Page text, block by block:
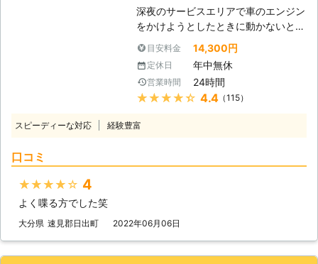
ライトやテールランプなどが点灯する
か・カーオーディオなどから音が出る
は、バッテリーに充電されている電気
を使って点灯します。そのため、バッ
テリーの中に貯められている電気が空
っぽになっていたらつきません。 も
カーオーディオなども使えない状態に
テリーが切れてしまうと移動ができな
くなってしまうので、目的地にたどり
たら、弊社「株式会社S&S」にご依頼
ください！ 【最短30分駆けつけ可
能！緊急事態だからこそ365日24時
間迅速に駆けつけます】 株式会社
S&Sは、千葉県内であれば最短30分
でお客さまの元へ駆けつけることがで
きます。弊社はすぐにお客様の元へ駆
けつけられるように、工具などの準備
可能なのです。 お客様のもとへ最短
株式会社S&Sは365日24時間対応して
います。 深夜や祝日、元旦などの時
間帯に車のバッテリーが切れてしまっ
深夜のサービスエリアで車のエンジン
をかけようとしたときに動かないと、
困ってしまいますよね。エンジンがか
からなければ自宅にも帰れない、観光
もできないので八方塞がりです。 そ
んなときこそ、弊社「LＩMO」がお
客様の元へすぐに駆けつけてお助けし
電話をいただいたてから平均16分27
を何度も反復すると、作業内容を覚え
目安料金 14,300円
定休日 年中無休
営業時間 24時間
★★★★★ 4.4（115）
スピーディーな対応 経験豊富
口コミ
★★★★★ 4
よく喋る方でした笑
大分県 速見郡日出町 2022年06月06日